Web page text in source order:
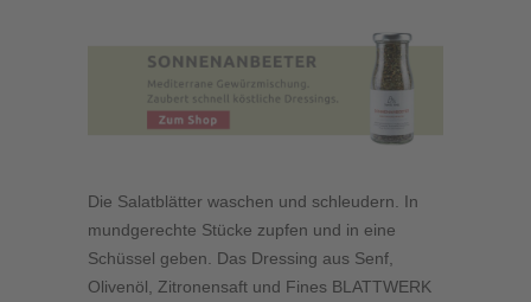
Die Salatblätter waschen und schleudern. In
mundgerechte Stücke zupfen und in eine
Schüssel geben. Das Dressing aus Senf,
Olivenöl, Zitronensaft und Fines BLATTWERK